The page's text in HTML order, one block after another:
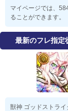
マイページでは、
ることができます。
最新のフレ指定
獣神 ゴッドストライ